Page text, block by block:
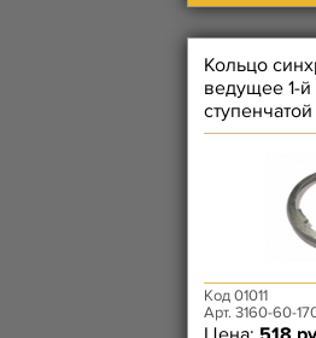
Кольцо
ведущее 1-й
Код 01011
Арт. 3160-60-